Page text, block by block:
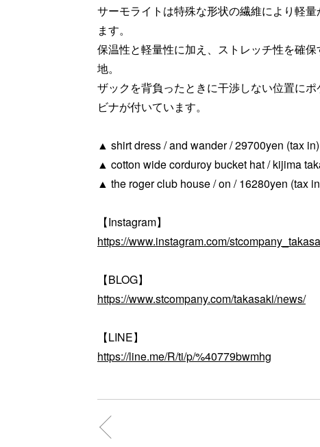
サーモライトは特殊な形状の繊維により軽
ます。
保温性と軽量性に加え、ストレッチ性を確
地。
ザックを背負ったときに干渉しない位置に
ビナが付いています。
▲ shirt dress / and wander / 29700yen (tax in)
▲ cotton wide corduroy bucket hat / kijima
▲ the roger club house / on / 16280yen (tax
【Instagram】
https://www.instagram.com/
【BLOG】
https://www.stcompany.com/takasaki/news/
【LINE】
https://line.me/R/ti/p/%40779bwmhg